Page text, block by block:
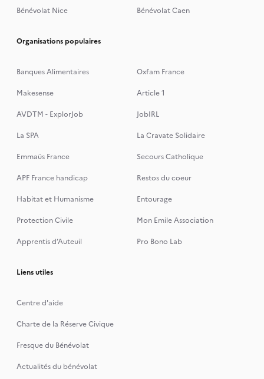
Bénévolat Nice
Bénévolat Caen
Organisations populaires
Banques Alimentaires
Oxfam France
Makesense
Article 1
AVDTM - ExplorJob
JobIRL
La SPA
La Cravate Solidaire
Emmaüs France
Secours Catholique
APF France handicap
Restos du coeur
Habitat et Humanisme
Entourage
Protection Civile
Mon Emile Association
Apprentis d’Auteuil
Pro Bono Lab
Liens utiles
Centre d'aide
Charte de la Réserve Civique
Fresque du Bénévolat
Actualités du bénévolat